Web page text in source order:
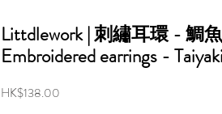
Littdlework | 刺繡耳環 - 鯛
Embroidered earrings - Taiyaki
HK$138.00